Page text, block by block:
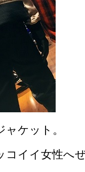
ケット。
コイイ女性へ